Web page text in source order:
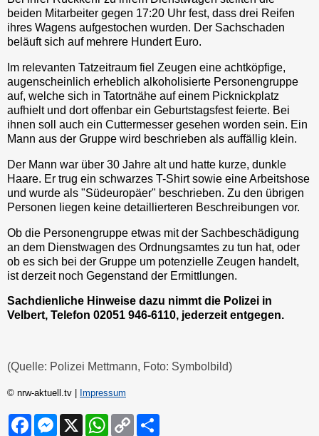
beiden Mitarbeiter gegen 17:20 Uhr fest, dass drei Reifen
ihres Wagens aufgestochen wurden. Der Sachschaden
beläuft sich auf mehrere Hundert Euro.
Im relevanten Tatzeitraum fiel Zeugen eine achtköpfige,
augenscheinlich erheblich alkoholisierte Personengruppe
auf, welche sich in Tatortnähe auf einem Picknickplatz
aufhielt und dort offenbar ein Geburtstagsfest feierte. Bei
ihnen soll auch ein Cuttermesser gesehen worden sein. Ein
Mann aus der Gruppe wird beschrieben als auffällig klein.
Der Mann war über 30 Jahre alt und hatte kurze, dunkle
Haare. Er trug ein schwarzes T-Shirt sowie eine Arbeitshose
und wurde als "Südeuropäer" beschrieben. Zu den übrigen
Personen liegen keine detaillierteren Beschreibungen vor.
Ob die Personengruppe etwas mit der Sachbeschädigung
an dem Dienstwagen des Ordnungsamtes zu tun hat, oder
ob es sich bei der Gruppe um potenzielle Zeugen handelt,
ist derzeit noch Gegenstand der Ermittlungen.
Sachdienliche Hinweise dazu nimmt die Polizei in
Velbert, Telefon 02051 946-6110, jederzeit entgegen.
(Quelle: Polizei Mettmann, Foto: Symbolbild)
© nrw-aktuell.tv | Impressum
F
M
X
W
C